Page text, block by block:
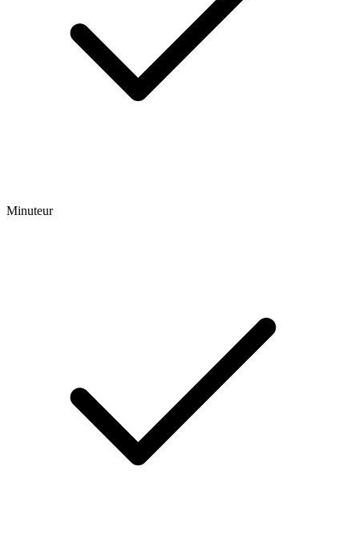
Minuteur